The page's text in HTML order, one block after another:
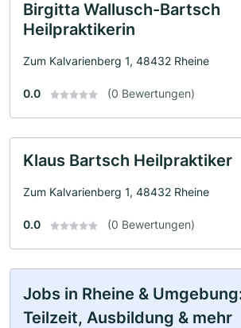
Birgitta Wallusch-Bartsch
Heilpraktikerin
Zum Kalvarienberg 1, 48432 Rheine
0.0 (0 Bewertungen)
Klaus Bartsch Heilpraktiker
Zum Kalvarienberg 1, 48432 Rheine
0.0 (0 Bewertungen)
Jobs in Rheine &
Teilzeit, Ausbildung & mehr